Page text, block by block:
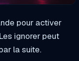
pour activer
ignorer peut
la suite.